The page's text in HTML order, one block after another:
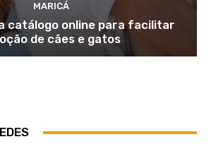
MARICÁ
catálogo online para facilitar
de cães e gatos